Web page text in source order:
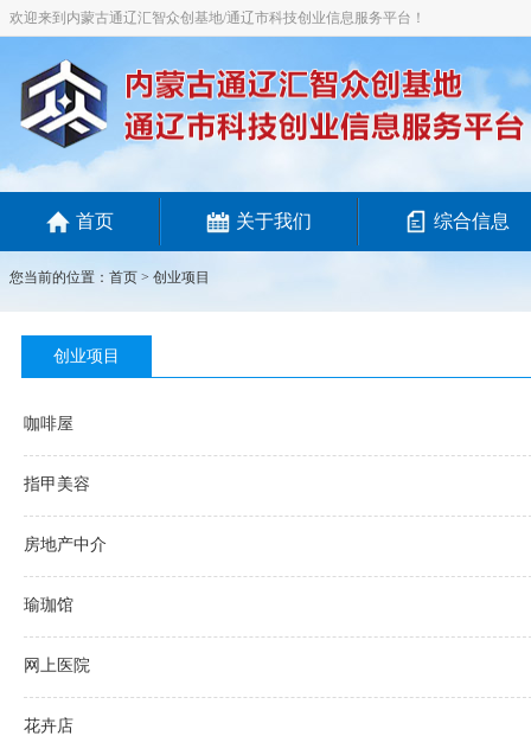
欢迎来到内蒙古通辽汇智众创基地/通辽市科技创业信息服务平台！
首页 关于我们 综合信息
您当前的位置： 首页 > 创业项目
创业项目
咖啡屋
指甲美容
房地产中介
瑜珈馆
网上医院
花卉店